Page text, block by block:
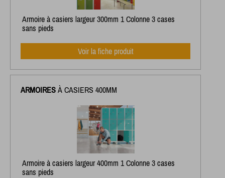
Armoire à casiers largeur 300mm 1 Colonne 3 cases
sans pieds
Voir la fiche produit
ARMOIRES À CASIERS 400MM
Armoire à casiers largeur 400mm 1 Colonne 3 cases
sans pieds